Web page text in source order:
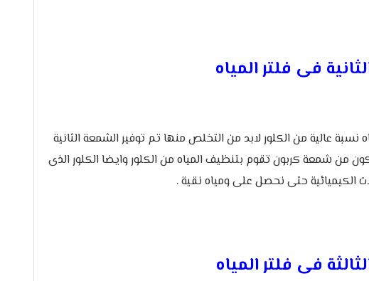
فى فلتر المياه
نسبة عالية من الكلور لابد من التخلص منها تم توفير الشمعة الثانية
من شمعة كربون تقوم بتنظيف المياه من الكلور وايضا الكلور الذى
الكيميائية حتى نحصل على ومياه نقية .
فى فلتر المياه